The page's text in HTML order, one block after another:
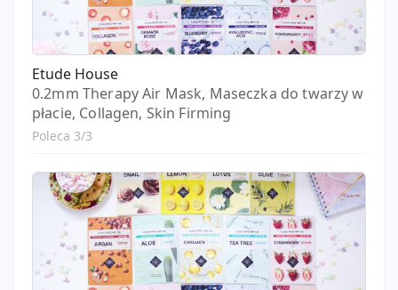
Etude House
0.2mm Therapy Air Mask, Maseczka do twarzy w
płacie, Collagen, Skin Firming
Poleca 3/3